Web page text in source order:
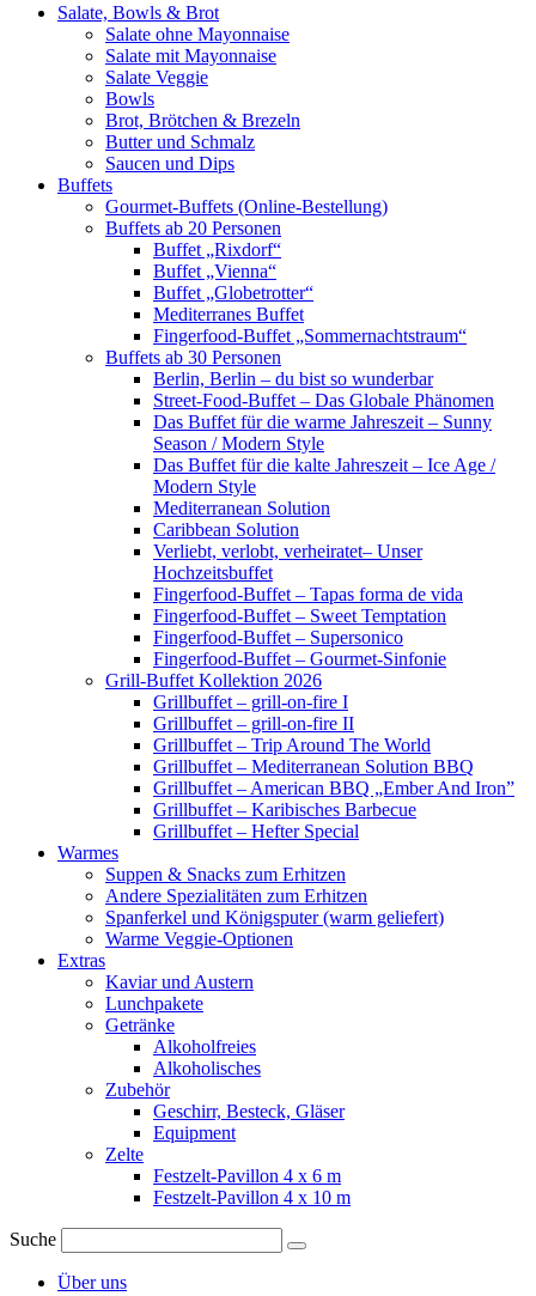
Salate, Bowls & Brot
Salate ohne Mayonnaise
Salate mit Mayonnaise
Salate Veggie
Bowls
Brot, Brötchen & Brezeln
Butter und Schmalz
Saucen und Dips
Buffets
Gourmet-Buffets (Online-Bestellung)
Buffets ab 20 Personen
Buffet „Rixdorf“
Buffet „Vienna“
Buffet „Globetrotter“
Mediterranes Buffet
Fingerfood-Buffet „Sommernachtstraum“
Buffets ab 30 Personen
Berlin, Berlin – du bist so wunderbar
Street-Food-Buffet – Das Globale Phänomen
Das Buffet für die warme Jahreszeit – Sunny
Season / Modern Style
Das Buffet für die kalte Jahreszeit – Ice Age /
Modern Style
Mediterranean Solution
Caribbean Solution
Verliebt, verlobt, verheiratet– Unser
Hochzeitsbuffet
Fingerfood-Buffet – Tapas forma de vida
Fingerfood-Buffet – Sweet Temptation
Fingerfood-Buffet – Supersonico
Fingerfood-Buffet – Gourmet-Sinfonie
Grill-Buffet Kollektion 2026
Grillbuffet – grill-on-fire I
Grillbuffet – grill-on-fire II
Grillbuffet – Trip Around The World
Grillbuffet – Mediterranean Solution BBQ
Grillbuffet – American BBQ „Ember And Iron”
Grillbuffet – Karibisches Barbecue
Grillbuffet – Hefter Special
Warmes
Suppen & Snacks zum Erhitzen
Andere Spezialitäten zum Erhitzen
Spanferkel und Königsputer (warm geliefert)
Warme Veggie-Optionen
Extras
Kaviar und Austern
Lunchpakete
Getränke
Alkoholfreies
Alkoholisches
Zubehör
Geschirr, Besteck, Gläser
Equipment
Zelte
Festzelt-Pavillon 4 x 6 m
Festzelt-Pavillon 4 x 10 m
Suche
Über uns